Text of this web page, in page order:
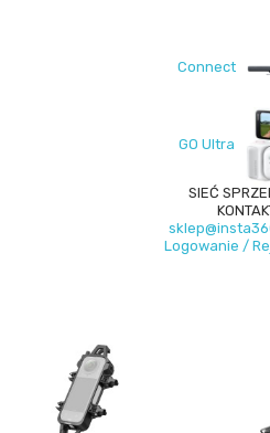
Connect
GO Ultra
SIEĆ
Logowanie /